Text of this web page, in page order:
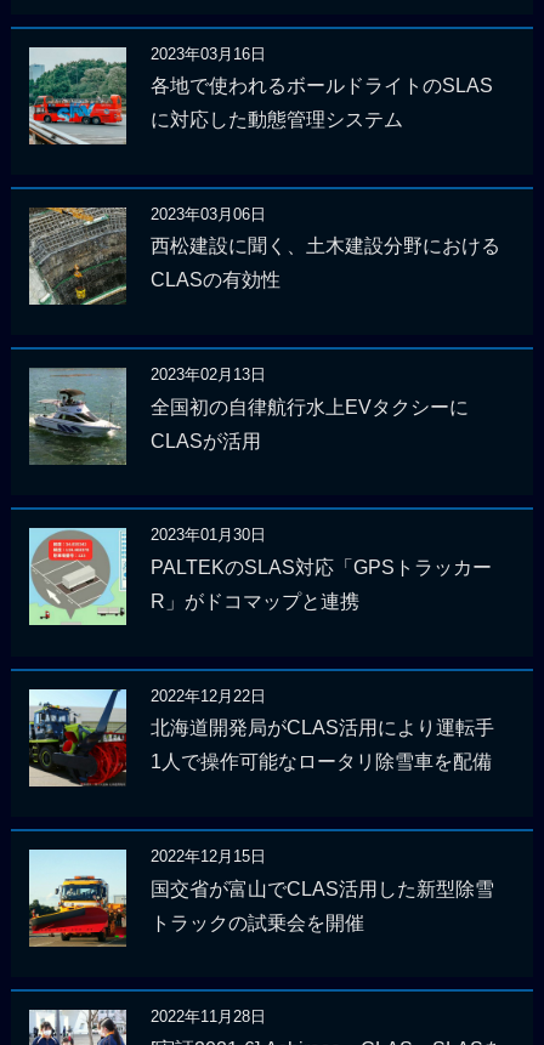
2023年03月16日
各地で使われるボールドライトのSLAS
に対応した動態管理システム
2023年03月06日
西松建設に聞く、土木建設分野における
CLASの有効性
2023年02月13日
全国初の自律航行水上EVタクシーに
CLASが活用
2023年01月30日
PALTEKのSLAS対応「GPSトラッカー
R」がドコマップと連携
2022年12月22日
北海道開発局がCLAS活用により運転手
1人で操作可能なロータリ除雪車を配備
2022年12月15日
国交省が富山でCLAS活用した新型除雪
トラックの試乗会を開催
2022年11月28日